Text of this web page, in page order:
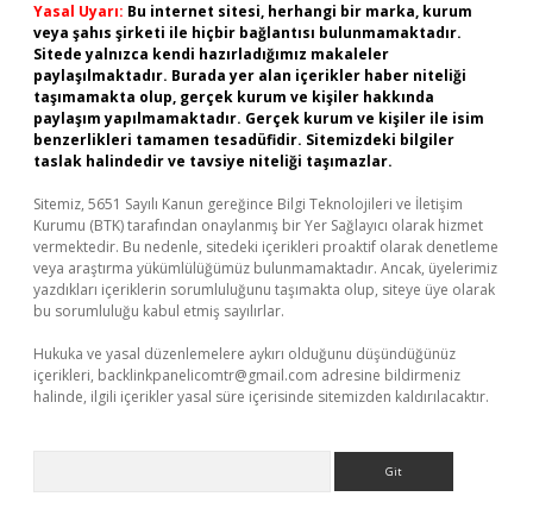
Yasal Uyarı: Bu internet sitesi, herhangi bir marka, kurum
veya şahıs şirketi ile hiçbir bağlantısı bulunmamaktadır.
Sitede yalnızca kendi hazırladığımız makaleler
paylaşılmaktadır. Burada yer alan içerikler haber niteliği
taşımamakta olup, gerçek kurum ve kişiler hakkında
paylaşım yapılmamaktadır. Gerçek kurum ve kişiler ile isim
benzerlikleri tamamen tesadüfidir. Sitemizdeki bilgiler
taslak halindedir ve tavsiye niteliği taşımazlar.
Sitemiz, 5651 Sayılı Kanun gereğince Bilgi Teknolojileri ve İletişim
Kurumu (BTK) tarafından onaylanmış bir Yer Sağlayıcı olarak hizmet
vermektedir. Bu nedenle, sitedeki içerikleri proaktif olarak denetleme
veya araştırma yükümlülüğümüz bulunmamaktadır. Ancak, üyelerimiz
yazdıkları içeriklerin sorumluluğunu taşımakta olup, siteye üye olarak
bu sorumluluğu kabul etmiş sayılırlar.
Hukuka ve yasal düzenlemelere aykırı olduğunu düşündüğünüz
içerikleri, backlinkpanelicomtr@gmail.com adresine bildirmeniz
halinde, ilgili içerikler yasal süre içerisinde sitemizden kaldırılacaktır.